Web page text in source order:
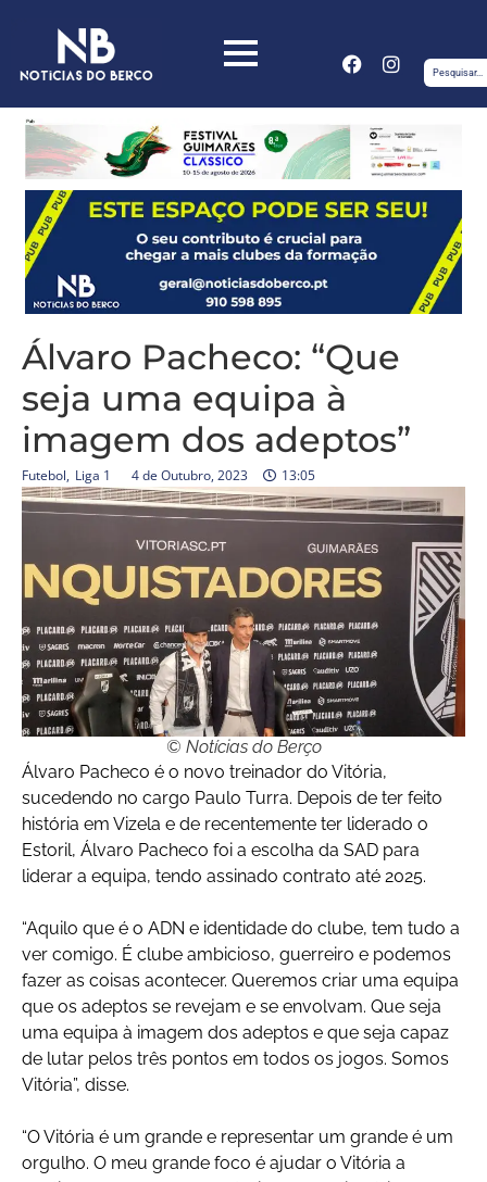
Álvaro Pacheco: “Que
seja uma equipa à
imagem dos adeptos”
Futebol, Liga 1 4 de Outubro, 2023 13:05
© Notícias do Berço
Álvaro Pacheco é o novo treinador do Vitória,
sucedendo no cargo Paulo Turra. Depois de ter feito
história em Vizela e de recentemente ter liderado o
Estoril, Álvaro Pacheco foi a escolha da SAD para
liderar a equipa, tendo assinado contrato até 2025.
“Aquilo que é o ADN e identidade do clube, tem tudo a
ver comigo. É clube ambicioso, guerreiro e podemos
fazer as coisas acontecer. Queremos criar uma equipa
que os adeptos se revejam e se envolvam. Que seja
uma equipa à imagem dos adeptos e que seja capaz
de lutar pelos três pontos em todos os jogos. Somos
Vitória”, disse.
“O Vitória é um grande e representar um grande é um
orgulho. O meu grande foco é ajudar o Vitória a